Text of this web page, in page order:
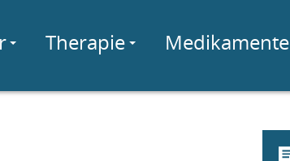
Therapie Medikamente